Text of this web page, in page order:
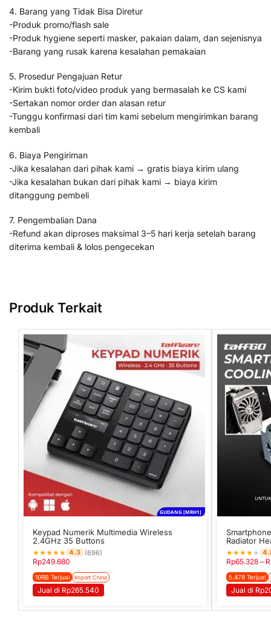
4. Barang yang Tidak Bisa Diretur
-Produk promo/flash sale
-Produk hygiene seperti masker, pakaian dalam, dan sejenisnya
-Barang yang rusak karena kesalahan pemakaian
5. Prosedur Pengajuan Retur
-Kirim bukti foto/video produk yang bermasalah ke CS kami
-Sertakan nomor order dan alasan retur
-Tunggu konfirmasi dari tim kami sebelum mengirimkan barang
kembali
6. Biaya Pengiriman
-Jika kesalahan dari pihak kami → gratis biaya kirim ulang
-Jika kesalahan bukan dari pihak kami → biaya kirim
ditanggung pembeli
7. Pengembalian Dana
-Refund akan diproses maksimal 3–5 hari kerja setelah barang
diterima kembali & lolos pengecekan
Produk Terkait
GUDANG [MRH1]
Keypad Numerik Multimedia Wireless
2.4GHz 35 Buttons
★★★★★ 4.3 (696)
Rp249.680
10RB Terjual Import China
Jual di Rp265.540
Radiator
★★★★ ★
Rp65.328 –
5.478 Terjual
Jual di